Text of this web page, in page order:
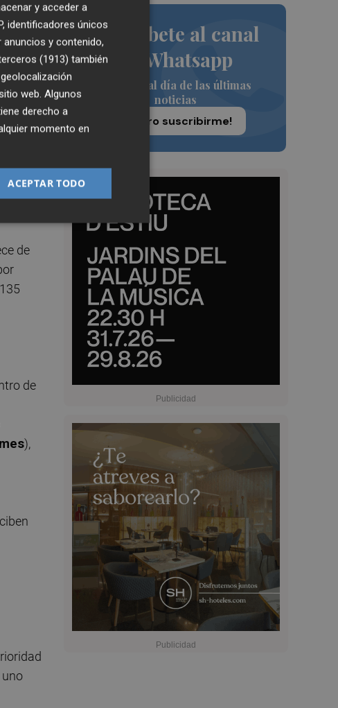
Suscríbete al canal
de Whatsapp
Siempre al día de las últimas
noticias
¡Quiero suscribirme!
de
de
de
),
uno
y acceder a
identificadores únicos
y contenido,
(1913) también
web. Algunos
derecho a
momento en
ACEPTAR TODO